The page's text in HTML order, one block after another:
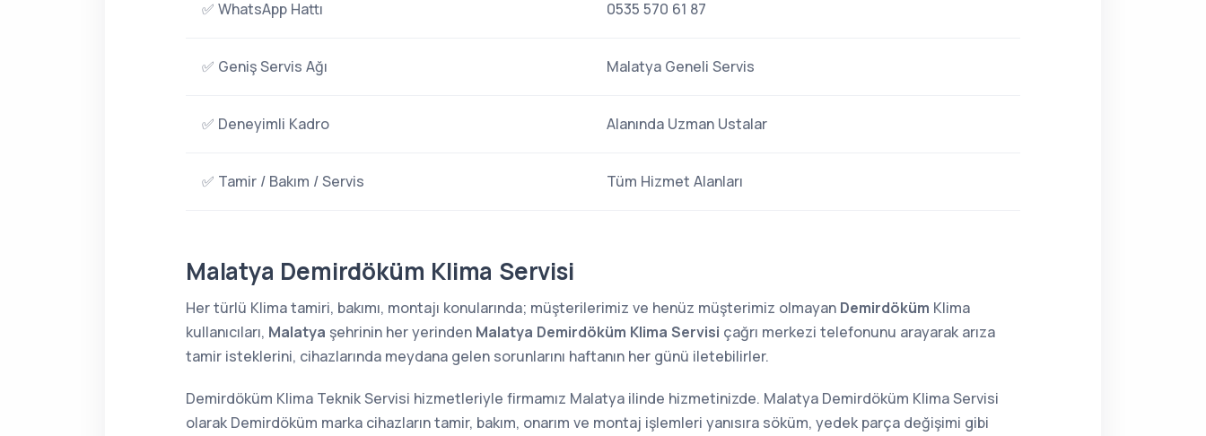
✅ WhatsApp Hattı 0535 570 61 87
✅ Geniş Servis Ağı Malatya Geneli Servis
✅ Deneyimli Kadro Alanında Uzman Ustalar
✅ Tamir / Bakım / Servis Tüm Hizmet Alanları
Malatya Demirdöküm Klima Servisi
Her türlü Klima tamiri, bakımı, montajı konularında; müşterilerimiz ve henüz müşterimiz olmayan Demirdöküm Klima
kullanıcıları, Malatya şehrinin her yerinden Malatya Demirdöküm Klima Servisi çağrı merkezi telefonunu arayarak arıza
tamir isteklerini, cihazlarında meydana gelen sorunlarını haftanın her günü iletebilirler.
Demirdöküm Klima Teknik Servisi hizmetleriyle firmamız Malatya ilinde hizmetinizde. Malatya Demirdöküm Klima Servisi
olarak Demirdöküm marka cihazların tamir, bakım, onarım ve montaj işlemleri yanısıra söküm, yedek parça değişimi gibi